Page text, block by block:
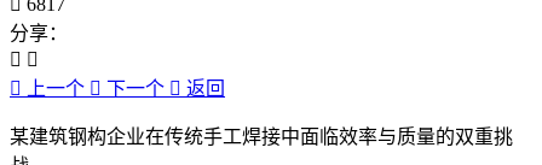
分享：
上一个 下一个 返回
某建筑钢构企业在传统手工焊接中面临效率与质量的双重挑